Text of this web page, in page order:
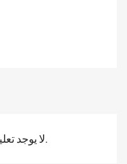
لا يوجد تعليقات عملاء هذه اللحظه.